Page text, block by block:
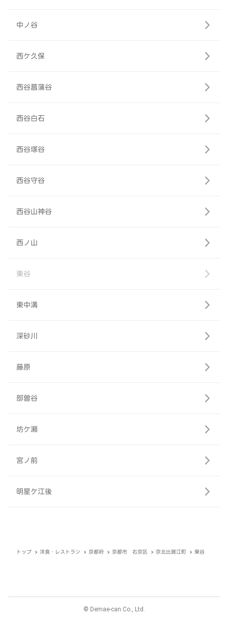
中ノ谷
西ケ久保
西谷菖蒲谷
西谷白石
西谷塚谷
西谷守谷
西谷山神谷
西ノ山
東谷
東中溝
深砂川
藤原
部曽谷
坊ケ瀬
宮ノ前
明星ケ江後
トップ 洋食・レストラン 京都府 京都市 右京区 京北比賀江町 東谷
© Demae-can Co., Ltd.